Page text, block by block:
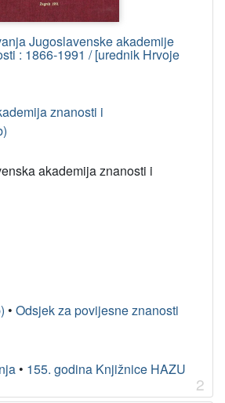
Jugoslavenske akademije
: 1866-1991 / [urednik Hrvoje
znanosti i
akademija znanosti i
• Odsjek za povijesne znanosti
• 155. godina Knjižnice HAZU
2